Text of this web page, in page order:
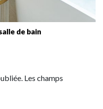
de bain
Les champs